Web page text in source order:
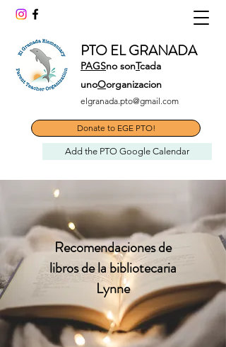
PTO EL GRANADA
PAGSno sonTcada
unoOorganizacion
elgranada.pto@gmail.com
Donate to EGE PTO!
Add the PTO Google Calendar
Recomendaciones de
libros de la bibliotecaria
Lynne